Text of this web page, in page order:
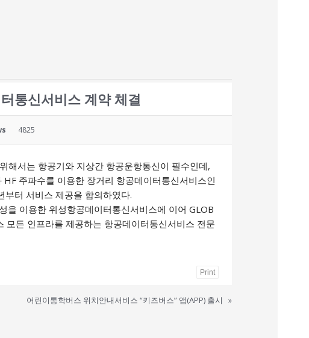
통신서비스 계약 체결
4825
해서는 항공기와 지상간 항공운항통신이 필수인데,
주파수를 이용한 장거리 항공데이터통신서비스인
터 서비스 제공을 합의하였다.
을 이용한 위성항공데이터통신서비스에 이어 GLOB
든 인프라를 제공하는 항공데이터통신서비스 전문
Print
어린이통학버스 위치안내서비스 “키즈버스” 앱(APP) 출시 »